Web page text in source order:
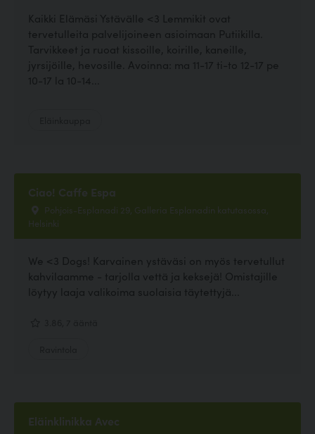
Kaikki Elämäsi Ystävälle <3 Lemmikit ovat
tervetulleita palvelijoineen asioimaan Putiikilla.
Tarvikkeet ja ruoat kissoille, koirille, kaneille,
jyrsijöille, hevosille. Avoinna: ma 11-17 ti-to 12-17 pe
10-17 la 10-14...
Ciao! Caffe Espa
Pohjois-Esplanadi 29, Galleria Esplanadin katutasossa,
Helsinki
We <3 Dogs! Karvainen ystäväsi on myös tervetullut
kahvilaamme - tarjolla vettä ja keksejä! Omistajille
löytyy laaja valikoima suolaisia täytettyjä...
Eläinklinikka Avec